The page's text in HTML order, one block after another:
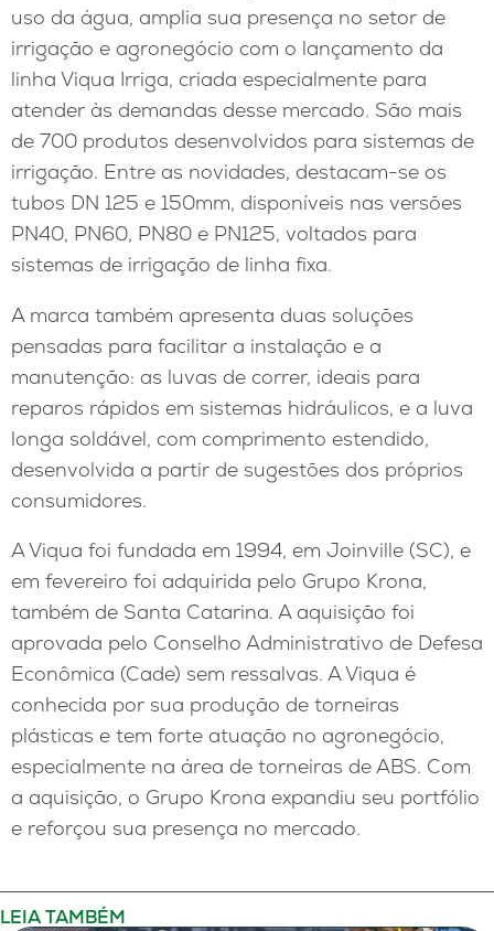
uso da água, amplia sua presença no setor de
irrigação e agronegócio com o lançamento da
linha Viqua Irriga, criada especialmente para
atender às demandas desse mercado. São mais
de 700 produtos desenvolvidos para sistemas de
irrigação. Entre as novidades, destacam-se os
tubos DN 125 e 150mm, disponíveis nas versões
PN40, PN60, PN80 e PN125, voltados para
sistemas de irrigação de linha fixa.
A marca também apresenta duas soluções
pensadas para facilitar a instalação e a
manutenção: as luvas de correr, ideais para
reparos rápidos em sistemas hidráulicos, e a luva
longa soldável, com comprimento estendido,
desenvolvida a partir de sugestões dos próprios
consumidores.
A Viqua foi fundada em 1994, em Joinville (SC), e
em fevereiro foi adquirida pelo Grupo Krona,
também de Santa Catarina. A aquisição foi
aprovada pelo Conselho Administrativo de Defesa
Econômica (Cade) sem ressalvas. A Viqua é
conhecida por sua produção de torneiras
plásticas e tem forte atuação no agronegócio,
especialmente na área de torneiras de ABS. Com
a aquisição, o Grupo Krona expandiu seu portfólio
e reforçou sua presença no mercado.
LEIA TAMBÉM